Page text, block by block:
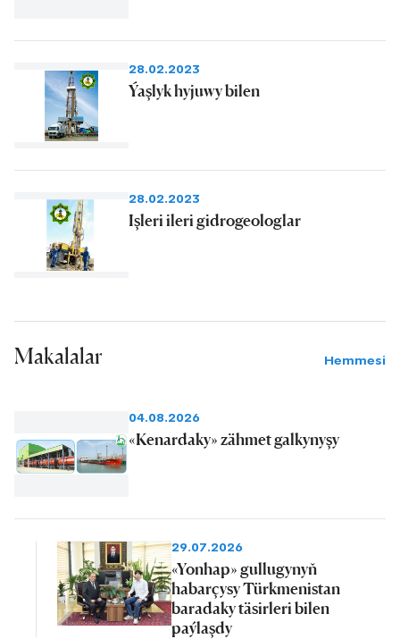
28.02.2023
Ýaşlyk hyjuwy bilen
28.02.2023
Işleri ileri gidrogeologlar
Makalalar Hemmesi
04.08.2026
«Kenardaky» zähmet galkynyşy
29.07.2026
«Yonhap» gullugynyň
habarçysy Türkmenistan
baradaky täsirleri bilen
paýlaşdy